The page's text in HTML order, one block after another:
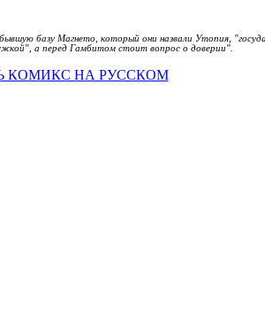
базу Магнето, который они назвали Утопия,
а перед Гамбитом стоит вопрос о доверии".
КОМИКС НА РУССКОМ